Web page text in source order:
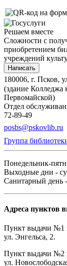
Решаем вместе
Сложности с
приобретением
учреждений
Написать
180006, г. Псков,
(здание Колледжа
Первомайской)
Отдел
72-89-49
posbs@pskovlib.ru
Группа
Понедельник-
Выходные дни -
Санитарный день
Адреса пунктов
Пункт выдачи №1
ул. Энгельса, 2.
Пункт выдачи №2
ул.